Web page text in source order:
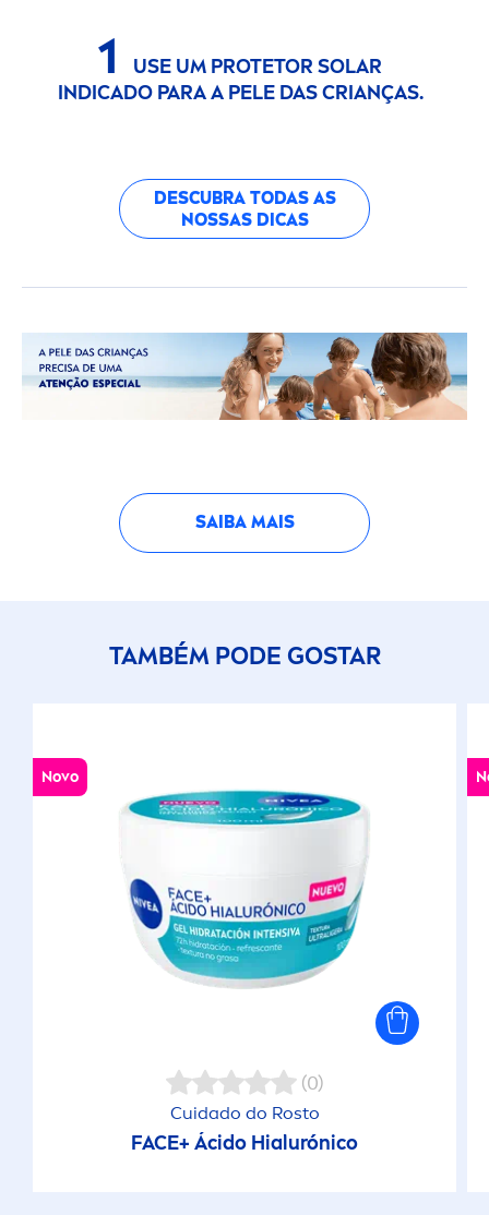
1
USE UM PROTETOR SOLAR
INDICADO PARA A PELE DAS CRIANÇAS.
DESCUBRA TODAS AS
NOSSAS DICAS
SAIBA MAIS
TAMBÉM PODE GOSTAR
Novo
(0)
Cuidado do Rosto
FACE+ Ácido Hialurónico